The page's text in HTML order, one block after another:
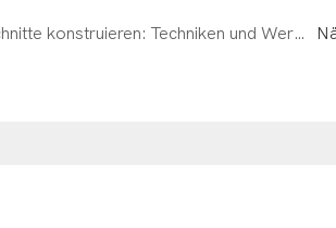
Hinterschnitte konstruieren: Techniken und Werkzeugüberlegungen